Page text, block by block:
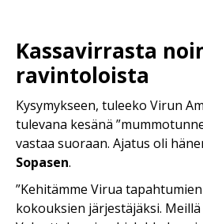
Kassavirrasta
ravintoloista
Kysymykseen, tuleeko Virun
tulevana kesänä
vastaa suoraan. Ajatus oli
Sopasen.
”Kehitämme Virua
kokouksien järjestäjäksi.